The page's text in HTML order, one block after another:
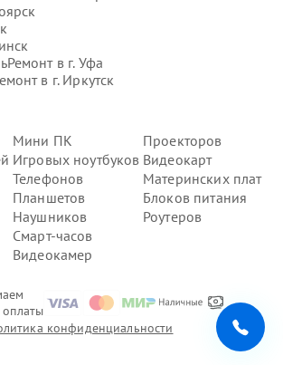
Мини ПК
Игровых ноутбуков
Телефонов
Планшетов
Наушников
Смарт-часов
Видеокамер
Проекторов
Видеокарт
Материнских плат
Блоков питания
Роутеров
Ремонт в г. Уфа
в г.Иркутск
конфиденциальности